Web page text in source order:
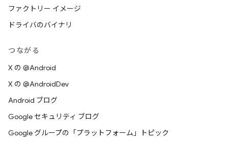
ファクトリー イメージ
ドライバのバイナリ
つながる
X の @Android
X の @AndroidDev
Android ブログ
Google セキュリティ ブログ
Google グループの「プラットフォーム」トピック